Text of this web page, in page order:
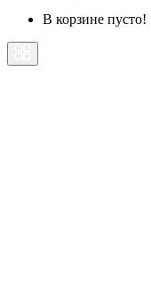
В корзине пусто!